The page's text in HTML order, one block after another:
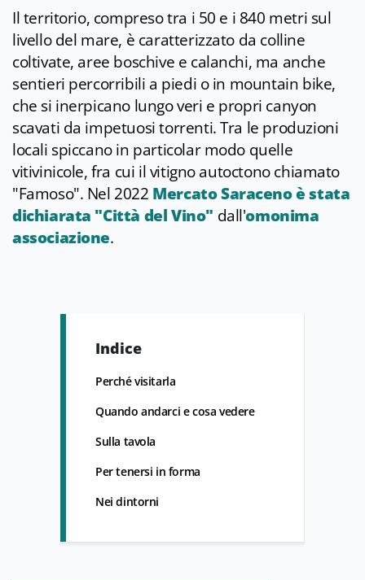
Il territorio, compreso tra i 50 e i 840 metri sul
livello del mare, è caratterizzato da colline
coltivate, aree boschive e calanchi, ma anche
sentieri percorribili a piedi o in mountain bike,
che si inerpicano lungo veri e propri canyon
scavati da impetuosi torrenti. Tra le produzioni
locali spiccano in particolar modo quelle
vitivinicole, fra cui il vitigno autoctono chiamato
"Famoso". Nel 2022 Mercato Saraceno è stata
dichiarata "Città del Vino" dall'omonima
associazione.
Indice
Perché visitarla
Quando andarci e cosa vedere
Sulla tavola
Per tenersi in forma
Nei dintorni